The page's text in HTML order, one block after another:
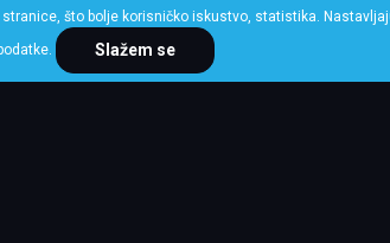
što bolje korisničko iskustvo, statistika.
Slažem se